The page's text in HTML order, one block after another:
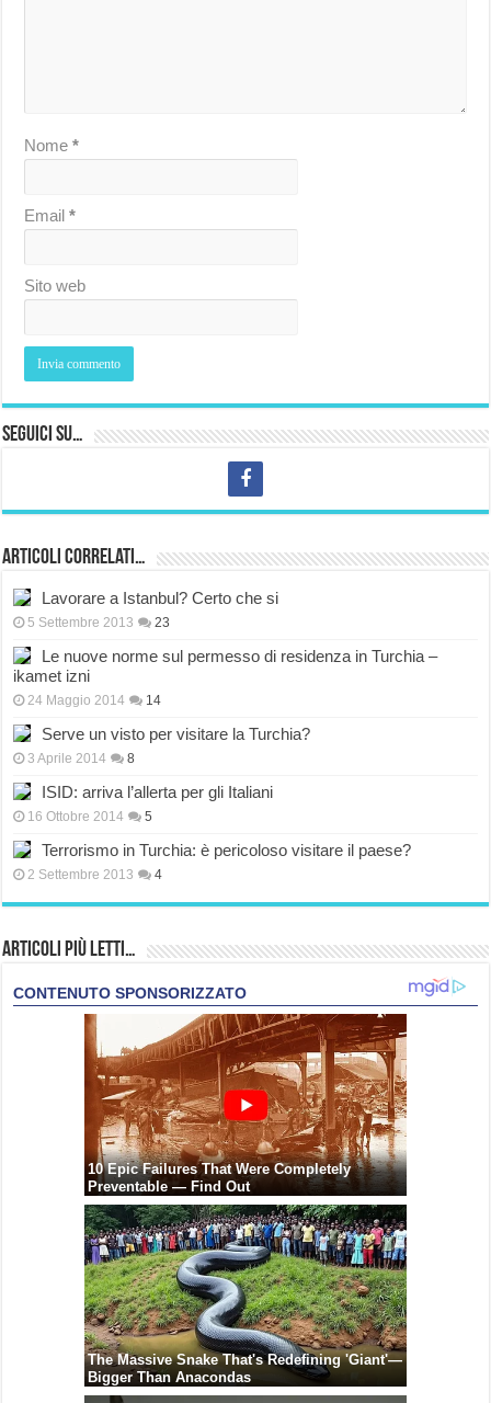
Nome*
Email*
Sito web
Seguici su…
Articoli correlati…
Lavorare a Istanbul? Certo che si
5 Settembre 2013 23
Le nuove norme sul permesso di residenza in Turchia –
ikamet izni
24 Maggio 2014 14
Serve un visto per visitare la Turchia?
3 Aprile 2014 8
ISID: arriva l’allerta per gli Italiani
16 Ottobre 2014 5
Terrorismo in Turchia: è pericoloso visitare il paese?
2 Settembre 2013 4
Articoli più Letti…